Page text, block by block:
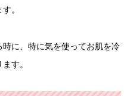
。
に、特に気を使ってお肌を冷
す。